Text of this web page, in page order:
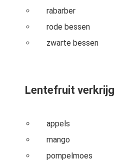
rabarber
rode bessen
zwarte bessen
Lentefruit
appels
mango
pompelmoes